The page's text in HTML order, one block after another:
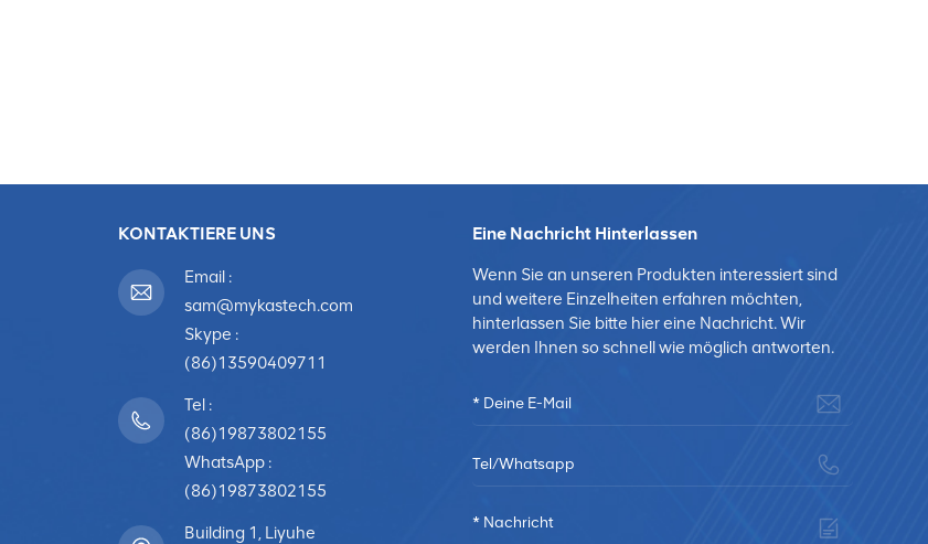
KONTAKTIERE UNS
Email :
sam@mykastech.com
Skype :
(86)13590409711
Tel :
(86)19873802155
WhatsApp :
(86)19873802155
Building 1, Liyuhe
Eine Nachricht Hinterlassen
Wenn Sie an unseren Produkten interessiert sind
und weitere Einzelheiten erfahren möchten,
hinterlassen Sie bitte hier eine Nachricht. Wir
werden Ihnen so schnell wie möglich antworten.